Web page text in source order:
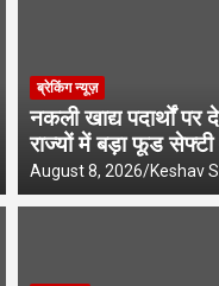
ब्रेकिंग न्यूज़
नकली खाद्य पदार्थों पर
राज्यों में बड़ा फूड
August 8, 2026 Keshav